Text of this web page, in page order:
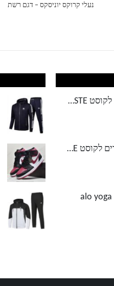
חולצה לוגו Climalite לגברים אדידס Adidas
משקפי שמש מרובעות לקוסט LACOSTE
משקפי שמש נשים גברים לקוסט LACOSTE